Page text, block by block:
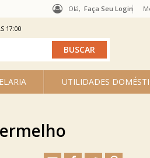
Olá, Faça Seu Login
UTILIDADES
17:00